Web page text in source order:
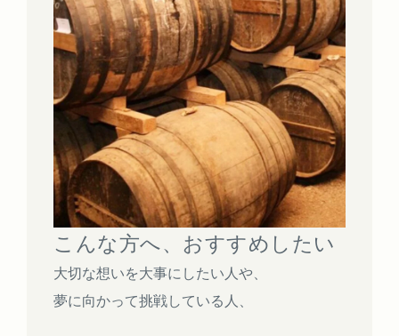
こんな方へ、おすすめしたい
大切な想いを大事にしたい人や、
夢に向かって挑戦している人、